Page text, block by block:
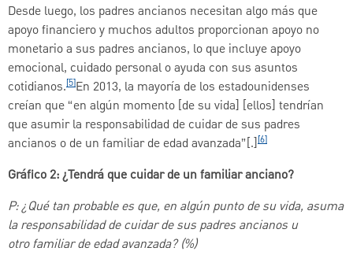
Desde luego, los padres ancianos necesitan algo más que
apoyo financiero y muchos adultos proporcionan apoyo no
monetario a sus padres ancianos, lo que incluye apoyo
emocional, cuidado personal o ayuda con sus asuntos
cotidianos.[5]En 2013, la mayoría de los estadounidenses
creían que “en algún momento [de su vida] [ellos] tendrían
que asumir la responsabilidad de cuidar de sus padres
ancianos o de un familiar de edad avanzada”[.][6]
Gráfico 2: ¿Tendrá que cuidar de un familiar anciano?
P: ¿Qué tan probable es que, en algún punto de su vida, asuma
la responsabilidad de cuidar de sus padres ancianos u
otrofamiliar de edad avanzada? (%)